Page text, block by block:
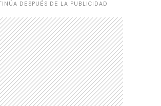
DESPUÉS DE LA PUBLICIDAD